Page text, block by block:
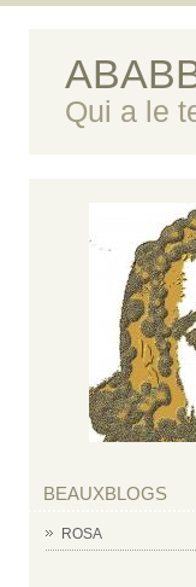
Qui a le
BEAUXBLOGS
ROSA